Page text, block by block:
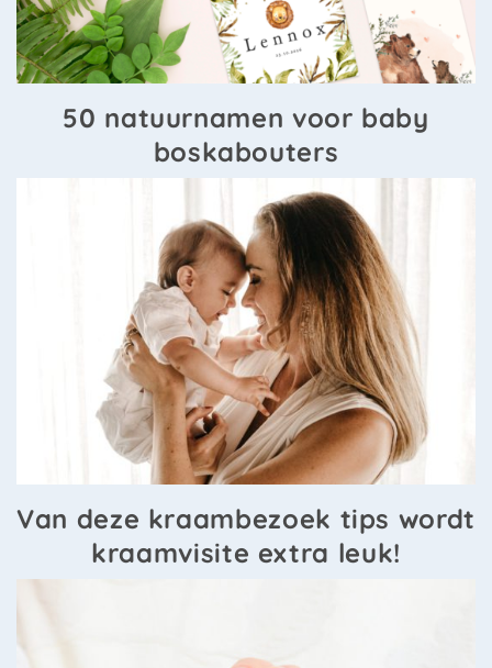
50 natuurnamen voor baby
boskabouters
Van deze kraambezoek tips wordt
kraamvisite extra leuk!